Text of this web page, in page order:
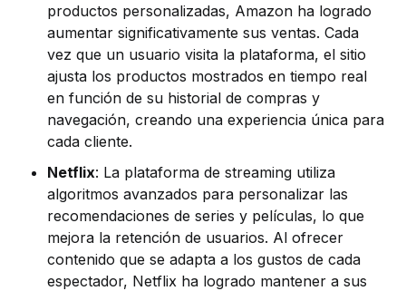
productos personalizadas, Amazon ha logrado
aumentar significativamente sus ventas. Cada
vez que un usuario visita la plataforma, el sitio
ajusta los productos mostrados en tiempo real
en función de su historial de compras y
navegación, creando una experiencia única para
cada cliente.
Netflix: La plataforma de streaming utiliza
algoritmos avanzados para personalizar las
recomendaciones de series y películas, lo que
mejora la retención de usuarios. Al ofrecer
contenido que se adapta a los gustos de cada
espectador, Netflix ha logrado mantener a sus